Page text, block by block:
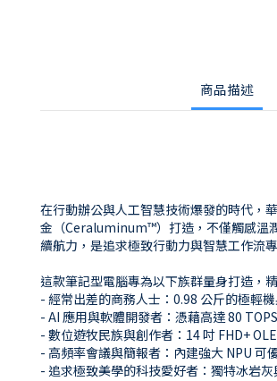
商品描述
在行動辦公與人工智慧技術爆發的時代，
金（Ceraluminum™）打造，不僅觸感溫
續航力，是追求極致行動力與智慧工作流
這款筆記型電腦專為以下族群量身打造，
- 經常出差的商務人士：0.98 公斤的極輕
- AI 應用與軟體開發者：憑藉高達 80
- 數位遊牧民族與創作者：14 吋 FHD+
- 高頻率會議與簡報者：內建強大 NPU
- 追求極致美學的科技愛好者：獨特冰岩